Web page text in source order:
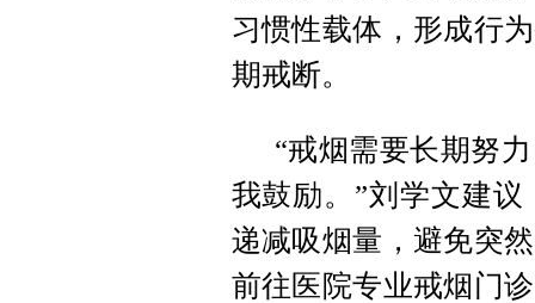
习惯性载体，形成行
期戒断。
“戒烟需要长期努
我鼓励。”刘学文建
递减吸烟量，避免突
前往医院专业戒烟门